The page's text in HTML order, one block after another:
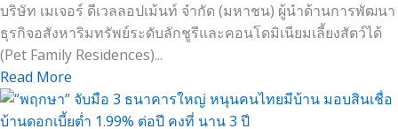
บริษัท เมเจอร์ ดีเวลลอปเม้นท์ จำกัด (มหาชน) ผู้นำด้านการพัฒนา
ธุรกิจอสังหาริมทรัพย์ระดับลักชูรีและคอนโดมิเนียมเลี้ยงสัตว์ได้
(Pet Family Residences)...
Read More